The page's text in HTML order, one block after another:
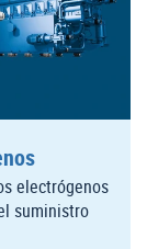
electrógenos
suministro